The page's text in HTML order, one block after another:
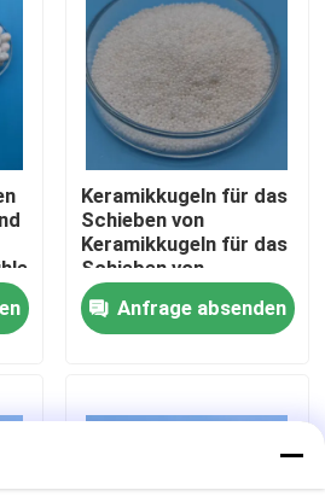
Medien
Starten
Scheuermittel
Keramikkugeln für das
Schieben von
Keramikkugeln für das
Schieben von
Keramikkugeln
B120/B60/B40
Anfrage absenden